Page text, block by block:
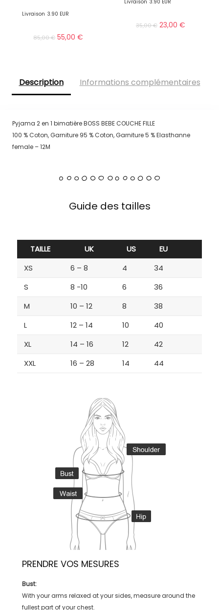
Livraison 3.90 EUR
85,00€ 55,00€
Livraison 3.90 EUR
35,00€ 23,00 €
Description Informations complémentaires
Pyjama 2 en 1 bimatière BOSS BEBE COUCHE FILLE
100 % Coton, Garniture 95 % Coton, Garniture 5 % Elasthanne
female – 12M
Guide des tailles
TAILLE UK US
EU
XS
6 – 8 4
34
S
8 -10 6
36
M
10 – 12 8
38
L
12 – 14 10
40
XL
14 – 16 12
42
XXL
16 – 28 14 44
PRENDRE VOS MESURES
Bust:
With your arms relaxed at your sides, measure around the
fullest part of your chest.